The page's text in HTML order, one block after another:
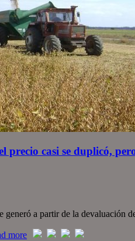
precio casi se duplicó,
generó a partir de la devaluación
more